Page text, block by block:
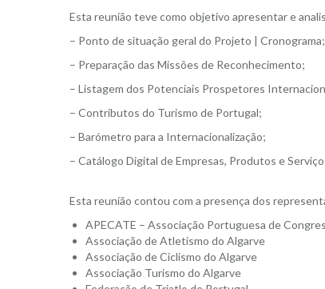
Esta reunião teve como objetivo apresentar e
– Ponto de situação geral do Projeto | Cronograma;
– Preparação das Missões de Reconhecimento;
– Listagem dos Potenciais Prospetores
– Contributos do Turismo de Portugal;
– Barómetro para a Internacionalização;
– Catálogo Digital de Empresas, Produtos e
Esta reunião contou com a presença dos
APECATE – Associação Portuguesa de
Associação de Atletismo do Algarve
Associação de Ciclismo do Algarve
Associação Turismo do Algarve